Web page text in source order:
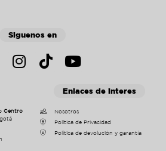
Siguenos en
Centro
Enlaces de interes
Nosotros
Política de Privacidad
Política de devolución y garantía